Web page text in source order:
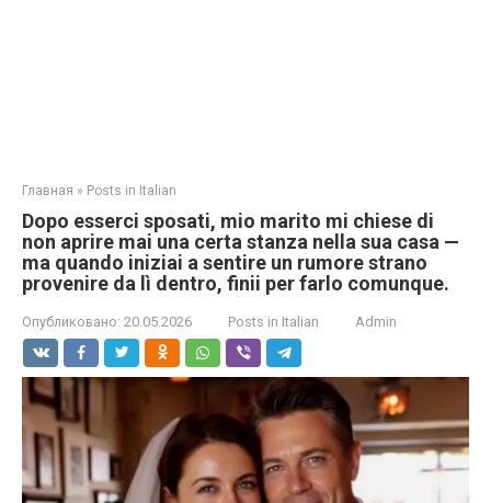
Главная » Posts in Italian
Dopo esserci sposati, mio marito mi chiese di
non aprire mai una certa stanza nella sua casa —
ma quando iniziai a sentire un rumore strano
provenire da lì dentro, finii per farlo comunque.
Опубликовано: 20.05.2026 Posts in Italian Admin